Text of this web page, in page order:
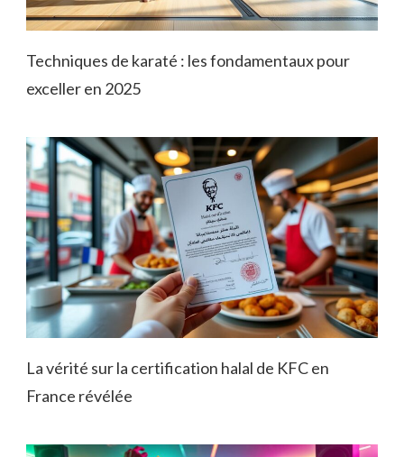
Techniques de karaté : les fondamentaux pour
exceller en 2025
La vérité sur la certification halal de KFC en
France révélée